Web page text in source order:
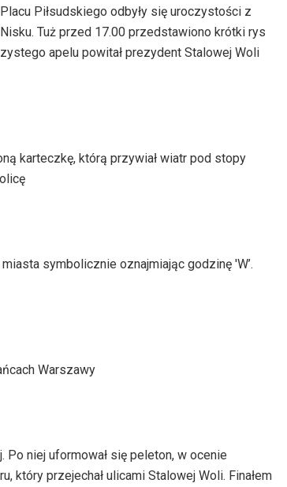
Piłsudskiego odbyły się uroczystości z
Tuż przed 17.00 przedstawiono krótki rys
apelu powitał prezydent Stalowej Woli
karteczkę, którą przywiał wiatr pod stopy
symbolicznie oznajmiając godzinę 'W’.
Warszawy
Po niej uformował się peleton, w ocenie
który przejechał ulicami Stalowej Woli. Finałem